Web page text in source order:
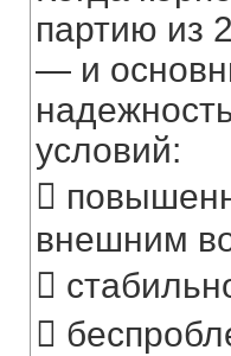
партию из
— и
условий:

внешним

